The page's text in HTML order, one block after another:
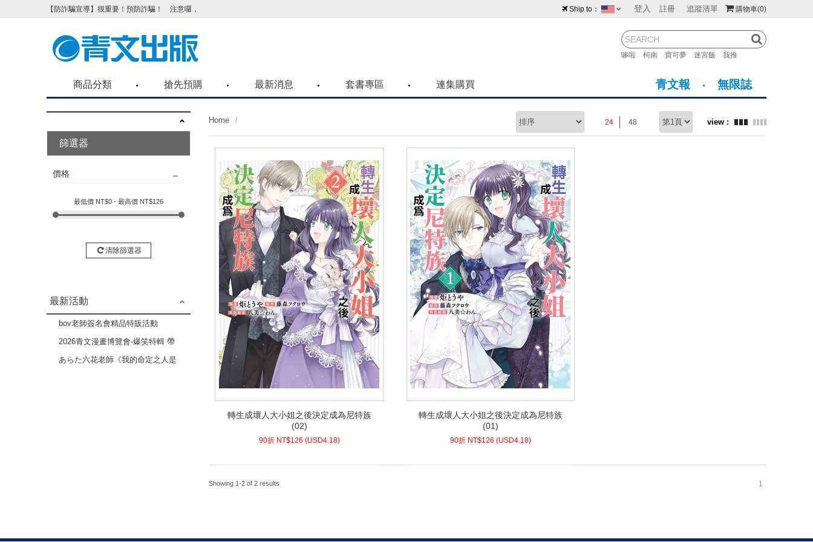
購物車(0)
登入 註冊 追蹤清單
哆啦 柯南 寶可夢 迷宮飯 我推
Ship to：
紐西蘭 馬來西亞
韓國
【防詐騙宣導】很重要！預防詐騙！ 注意囉，不要被騙了！請各位喜歡青文購物網的朋友們，提高警覺！
商品分類 搶先預購 最新消息 套書專區 連集購買 青文報 無限誌
篩選器
價格
最低價 NT$0 - 最高價 NT$126
清除篩選器
最新活動
bov老師簽名會精品特販活動
2026青文漫畫博覽會-爆笑特輯 帶
給你歡樂療癒的時光-3本82折
あらた六花老師《我的命定之人是
Home 24 48
轉生成壞人大小姐之後決定成為尼特族
(02)
90折 NT$126 (USD4.18)
(02)
126 (
轉生成壞人大小姐之後決定成為尼特族
(01)
90折 NT$126 (USD4.18)
(01)
126 (
Showing 1-2 of 2 results 1